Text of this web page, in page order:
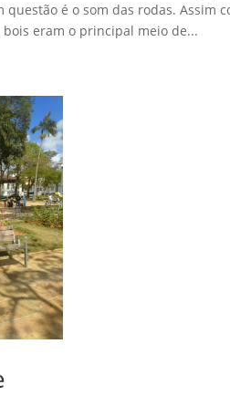
questão é o som das rodas. Assim
bois eram o principal meio de...